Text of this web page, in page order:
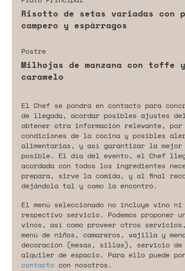
Risotto de setas variadas con
campero y espárragos
Postre
Milhojas de manzana con toffe
caramelo
El Chef se pondrá en contacto para
de llegada, acordar posibles ajustes
obtener otra información relevante, por
condiciones de la cocina y posibles
alimentarias, y así garantizar la mejor
posible. El día del evento, el Chef
acordada con todos los ingredientes
prepara, sirve la comida, y al final
dejándola tal y como la encontró.
El menú seleccionado no incluye vino
respectivo servicio. Podemos proponer
vinos, así como proveer otros
menú de niños, camareros, vajilla y
decoración (mesas, sillas), servicio de
alquiler de espacio. Para ello puede
contacto con nosotros.